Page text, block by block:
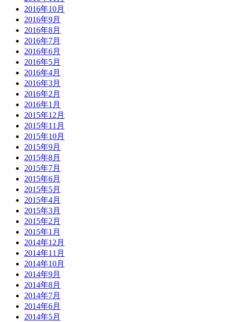
2016年10月
2016年9月
2016年8月
2016年7月
2016年6月
2016年5月
2016年4月
2016年3月
2016年2月
2016年1月
2015年12月
2015年11月
2015年10月
2015年9月
2015年8月
2015年7月
2015年6月
2015年5月
2015年4月
2015年3月
2015年2月
2015年1月
2014年12月
2014年11月
2014年10月
2014年9月
2014年8月
2014年7月
2014年6月
2014年5月